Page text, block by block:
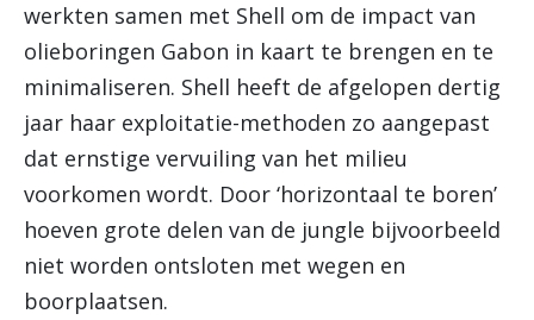
werkten samen met Shell om de impact van
olieboringen Gabon in kaart te brengen en te
minimaliseren. Shell heeft de afgelopen dertig
jaar haar exploitatie-methoden zo aangepast
dat ernstige vervuiling van het milieu
voorkomen wordt. Door ‘horizontaal te boren’
hoeven grote delen van de jungle bijvoorbeeld
niet worden ontsloten met wegen en
boorplaatsen.